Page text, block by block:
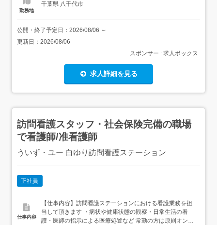
勤務地
千葉県 八千代市
公開・終了予定日： 2026/08/06 ～
更新日： 2026/08/06
スポンサー : 求人ボックス
求人詳細を見る
訪問看護スタッフ・社会保険完備の職場
で看護師/准看護師
ういず・ユー 白ゆり訪問看護ステーション
正社員
仕事内容
【仕事内容】訪問看護ステーションにおける看護業務を担
当して頂きます ・病状や健康状態の観察・日常生活の看
護・医師の指示による医療処置など 常勤の方は原則オンコ